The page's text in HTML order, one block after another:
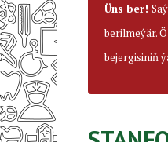
Üns ber!
berilmeýär.
bejergisiniň